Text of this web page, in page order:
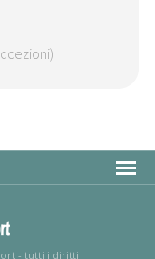
- tutti i diritti